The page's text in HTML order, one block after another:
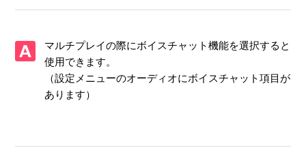
すか）
【Xbox One・Xbox Series X|S/エンドレス ダンジョン】プ
レイ動画やゲーム画面写真を、動画サイト／SNS等で公開し
てもいいですか
マルチプレイの際にボイスチャット機能を選択すると
使用できます。
（設定メニューのオーディオにボイスチャット項目が
あります）